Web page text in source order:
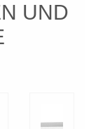
UND